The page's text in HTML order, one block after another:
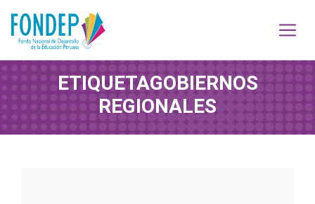
ETIQUETAGOBIERNOS
REGIONALES